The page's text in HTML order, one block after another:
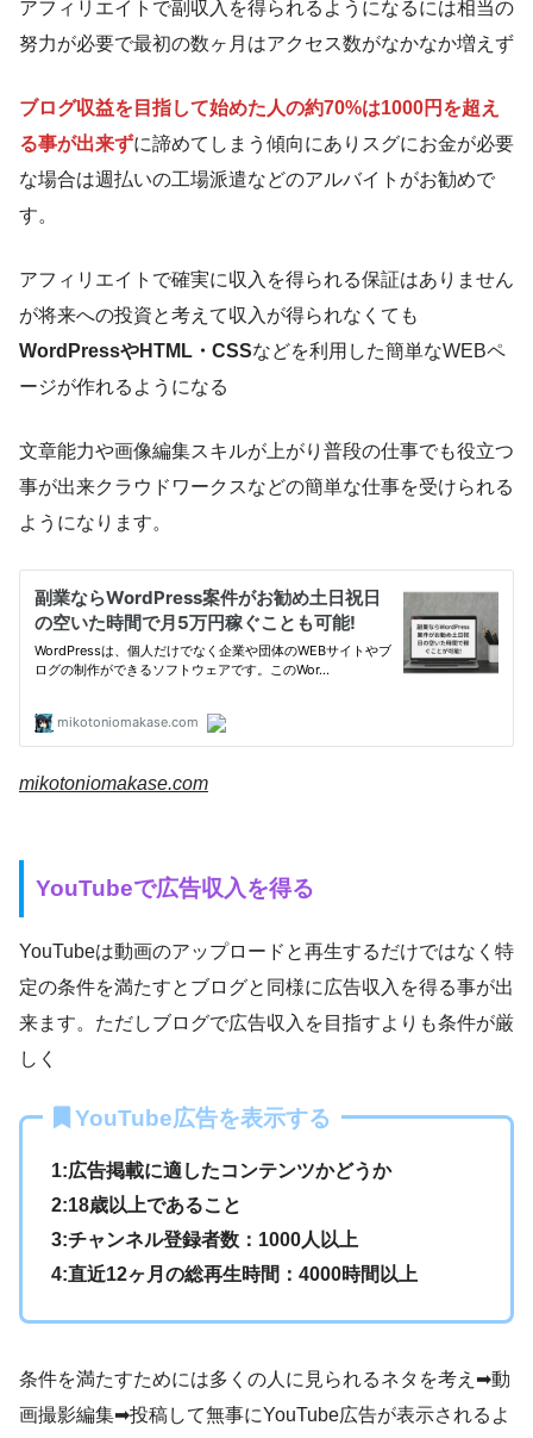
アフィリエイトで副収入を得られるようになるには相当の
努力が必要で最初の数ヶ月はアクセス数がなかなか増えず
ブログ収益を目指して始めた人の約70%は1000円を超え
る事が出来ずに諦めてしまう傾向にありスグにお金が必要
な場合は週払いの工場派遣などのアルバイトがお勧めで
す。
アフィリエイトで確実に収入を得られる保証はありません
が将来への投資と考えて収入が得られなくても
WordPressやHTML・CSSなどを利用した簡単なWEBペ
ージが作れるようになる
文章能力や画像編集スキルが上がり普段の仕事でも役立つ
事が出来クラウドワークスなどの簡単な仕事を受けられる
ようになります。
mikotoniomakase.com
YouTubeで広告収入を得る
YouTubeは動画のアップロードと再生するだけではなく特
定の条件を満たすとブログと同様に広告収入を得る事が出
来ます。ただしブログで広告収入を目指すよりも条件が厳
しく
YouTube広告を表示する
1:広告掲載に適したコンテンツかどうか
2:18歳以上であること
3:チャンネル登録者数：1000人以上
4:直近12ヶ月の総再生時間：4000時間以上
条件を満たすためには多くの人に見られるネタを考え➡動
画撮影編集➡投稿して無事にYouTube広告が表示されるよ